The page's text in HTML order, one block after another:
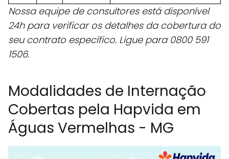
Nossa equipe de consultores está disponível
24h para verificar os detalhes da cobertura do
seu contrato específico. Ligue para 0800 591
1506.
Modalidades de Internação
Cobertas pela Hapvida em
Águas Vermelhas - MG